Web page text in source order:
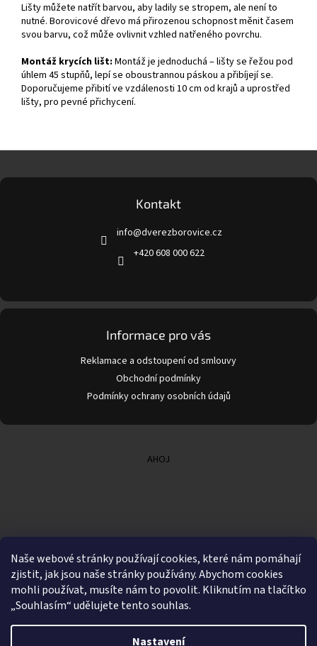
Naše webové stránky používají cookies, které nám pomáhají
zjistit, jak jsou naše stránky používány. Abychom cookies
mohli používat, musíte nám to povolit. Kliknutím na tlačítko
„Souhlasím“ udělujete tento souhlas.
Nastavení
Lišty můžete natřít barvou, aby ladily se stropem, ale není to
nutné. Borovicové dřevo má přirozenou schopnost měnit časem
svou barvu, což může ovlivnit vzhled natřeného povrchu.
Montáž krycích lišt: Montáž je jednoduchá – lišty se řežou pod
úhlem 45 stupňů, lepí se oboustrannou páskou a přibíjejí se.
Doporučujeme přibití ve vzdálenosti 10 cm od krajů a uprostřed
lišty, pro pevné přichycení.
Kontakt
info@dverezborovice.cz
+420 608 000 622
Informace pro vás
Reklamace a odstoupení od smlouvy
Obchodní podmínky
Podmínky ochrany osobních údajů
AHOJ